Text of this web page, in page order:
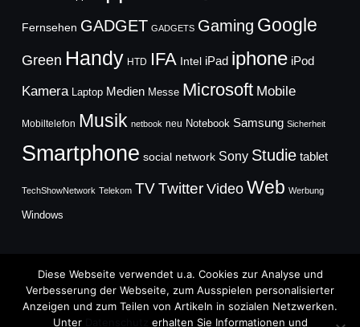
Fernsehen GADGET GADGETS Gaming Google
Green Handy HTD IFA Intel iPad iphone iPod
Kamera Laptop Medien Messe Microsoft Mobile
Mobiltelefon Musik netbook neu Notebook Samsung Sicherheit
Smartphone social network Sony Studie tablet
TechShowNetwork Telekom TVTwitter Video Web Werbung
Windows
Copyright © 2026
Diese Webseite verwendet u.a. Cookies zur Analyse und
Verbesserung der Webseite, zum Ausspielen personalisierter
Anzeigen und zum Teilen von Artikeln in sozialen Netzwerken.
Unter
erhalten Sie Informationen und